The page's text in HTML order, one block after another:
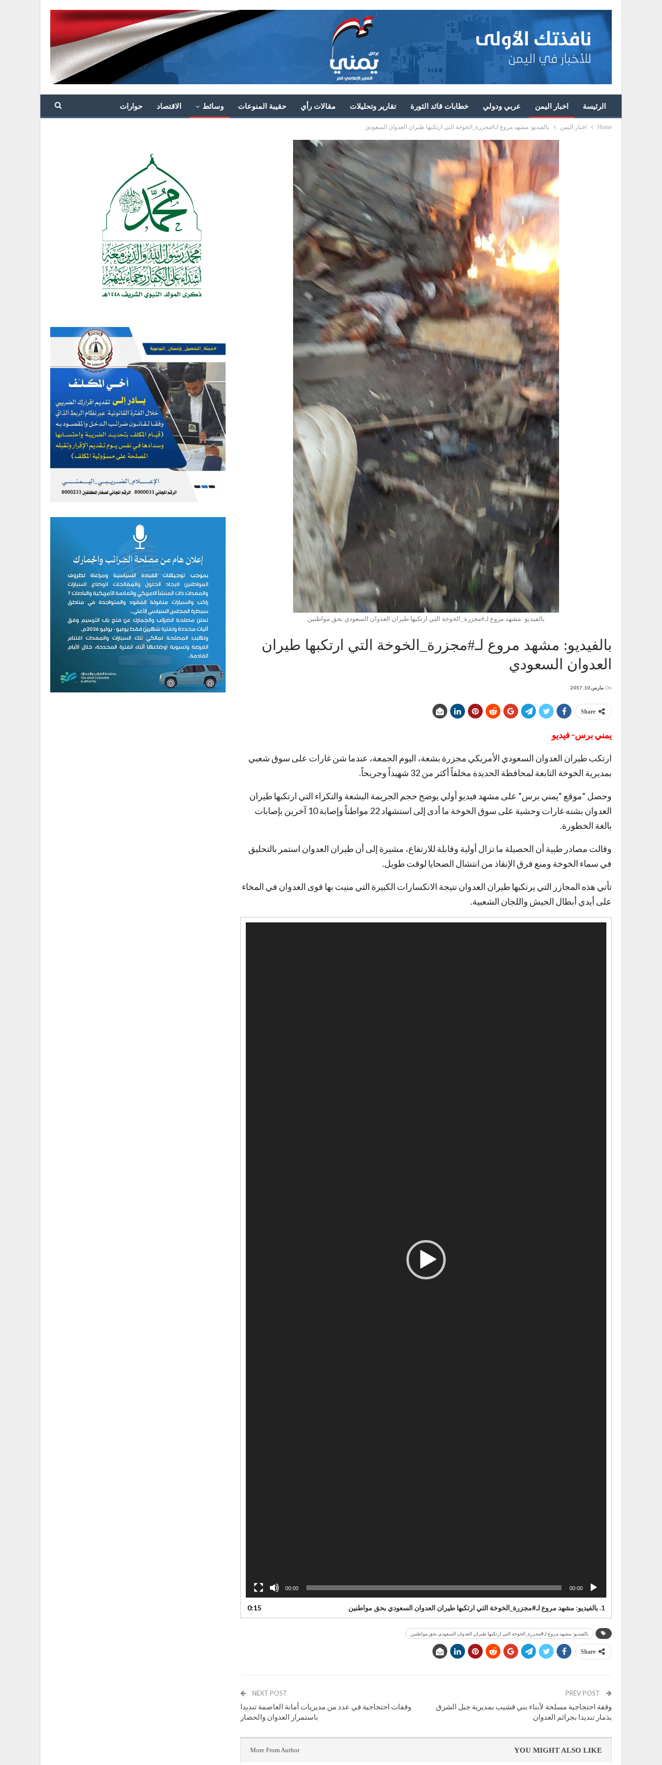
الرئيسة اخبار اليمن عربي ودولي خطابات قائد الثورة تقارير وتحليلات مقالات رأي حقيبة المنوعات وسائط الاقتصاد حوارات
Home اخبار اليمن بالفيديو: مشهد مروع لـ#مجزرة_الخوخة التي ارتكبها طيران العدوان السعودي
بالفيديو: مشهد مروع لـ#مجزرة_الخوخة التي ارتكبها طيران العدوان السعودي بحق مواطنين
بالفيديو: مشهد مروع لـ#مجزرة_الخوخة التي ارتكبها طيران
العدوان السعودي
On مارس 10, 2017
Share
يمني برس- فيديو
ارتكب طيران العدوان السعودي الأمريكي مجزرة بشعة، اليوم الجمعة، عندما شن غارات على سوق شعبي
بمديرية الخوخة التابعة لمحافظة الحديدة مخلفاً أكثر من 32 شهيداً وجريحاً.
وحصل “موقع “يمني برس” على مشهد فيديو أولي يوضح حجم الجريمة البشعة والنكراء التي ارتكبها طيران
العدوان بشنه غارات وحشية على سوق الخوخة ما أدى إلى استشهاد 22 مواطناً وإصابة 10 آخرين بإصابات
بالغة الخطورة.
وقالت مصادر طبية أن الحصيلة ما تزال أولية وقابلة للارتفاع، مشيرة إلى أن طيران العدوان استمر بالتحليق
في سماء الخوخة ومنع فرق الإنقاذ من انتشال الضحايا لوقت طويل.
تأتي هذه المجازر التي يرتكبها طيران العدوان نتيجة الانكسارات الكبيرة التي منيت بها قوى العدوان في المخاء
على أيدي أبطال الجيش واللجان الشعبية.
00:00
00:00
1. بالفيديو: مشهد مروع لـ#مجزرة_الخوخة التي ارتكبها طيران العدوان السعودي بحق مواطنين 0:15
بالفيديو: مشهد مروع لـ#مجزرة_الخوخة التي ارتكبها طيران العدوان السعودي بحق مواطنين
Share
وقفة احتجاجية مسلحة لأبناء بني قشيب بمديرية جبل الشرق
بذمار تنديدا بجرائم العدوان
NEXT POST
وقفات احتجاجية في عدد من مديريات أمانة العاصمة تنديدا
باستمرار العدوان والحصار
YOU MIGHT ALSO LIKE
More From Author